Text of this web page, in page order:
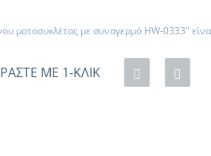
μοτοσυκλέτας με συναγερμό HW-0333"
ΜΕ 1-ΚΛΙΚ